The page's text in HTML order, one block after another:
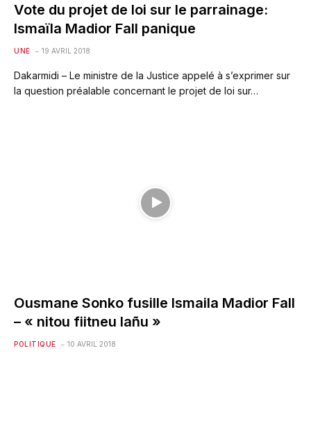
Vote du projet de loi sur le parrainage:
Ismaïla Madior Fall panique
UNE 19 AVRIL 2018
Dakarmidi – Le ministre de la Justice appelé à s’exprimer sur
la question préalable concernant le projet de loi sur…
Ousmane Sonko fusille Ismaila Madior Fall
– « nitou fiitneu lañu »
POLITIQUE 10 AVRIL 2018